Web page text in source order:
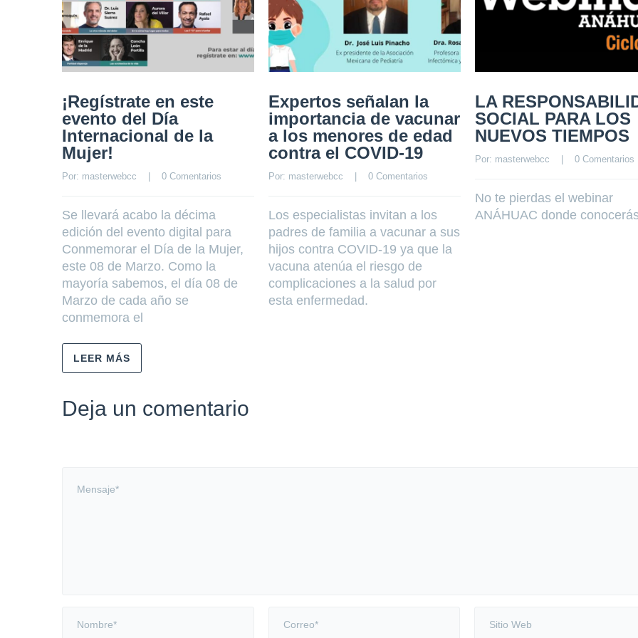
¡Regístrate en este
evento del Día
Internacional de la
Mujer!
Por: masterwebcc
    |
0 Comentarios
Se llevará acabo la décima
edición del evento digital para
Conmemorar el Día de la Mujer,
este 08 de Marzo. Como la
mayoría sabemos, el día 08 de
Marzo de cada año se
conmemora el
LEER MÁS
Expertos señalan la
importancia de vacunar
a los menores de edad
contra el COVID-19
Por: masterwebcc
    |
0 Comentarios
Los especialistas invitan a los
padres de familia a vacunar a sus
hijos contra COVID-19 ya que la
vacuna atenúa el riesgo de
complicaciones a la salud por
esta enfermedad.
LA
SOCIAL PARA LOS
NUEVOS TIEMPOS
Por: masterwebcc
    |
0 Comentarios
No te pierdas el webinar
ANÁHUAC donde
Deja un comentario